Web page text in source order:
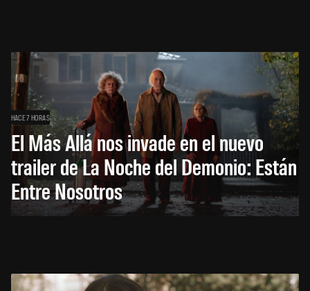
HACE 7 HORAS
El Más Allá nos invade en el nuevo
trailer de La Noche del Demonio: Están
Entre Nosotros